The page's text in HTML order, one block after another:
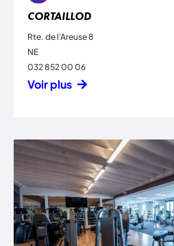
CORTAILLOD
Rte. de l'Areuse 8
NE
032 852 00 06
Voir plus